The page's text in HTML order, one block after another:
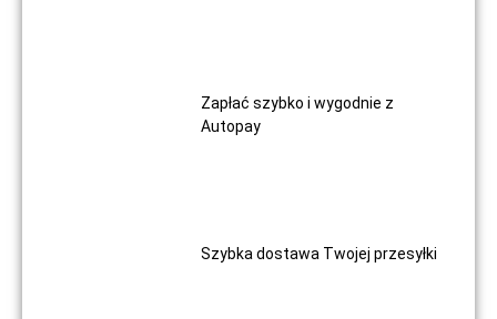
Zapłać szybko i wygodnie z
Autopay
Szybka dostawa Twojej przesyłki